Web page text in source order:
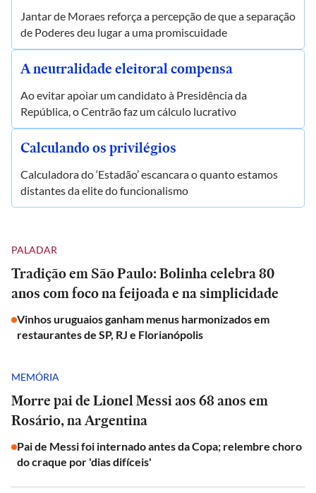
Jantar de Moraes reforça a percepção de que a separação
de Poderes deu lugar a uma promiscuidade
A neutralidade eleitoral compensa
Ao evitar apoiar um candidato à Presidência da
República, o Centrão faz um cálculo lucrativo
Calculando os privilégios
Calculadora do ‘Estadão’ escancara o quanto estamos
distantes da elite do funcionalismo
PALADAR
Tradição em São Paulo: Bolinha celebra 80
anos com foco na feijoada e na simplicidade
Vinhos uruguaios ganham menus harmonizados em
restaurantes de SP, RJ e Florianópolis
MEMÓRIA
Morre pai de Lionel Messi aos 68 anos em
Rosário, na Argentina
Pai de Messi foi internado antes da Copa; relembre choro
do craque por 'dias difíceis'